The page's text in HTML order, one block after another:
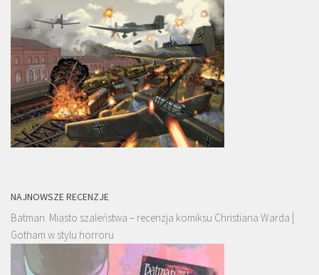
NAJNOWSZE RECENZJE
Batman. Miasto szaleństwa – recenzja komiksu Christiana Warda |
Gotham w stylu horroru